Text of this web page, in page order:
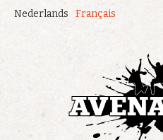
Aller au contenu principal
Nederlands Français